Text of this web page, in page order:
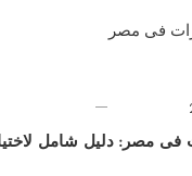
فى مصر: دليل شامل